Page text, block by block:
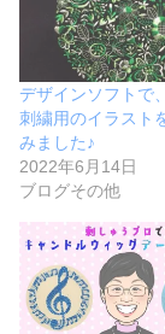
デザインソフトで
刺繍用のイラスト
みました♪
2022年6月14日
ブログその他